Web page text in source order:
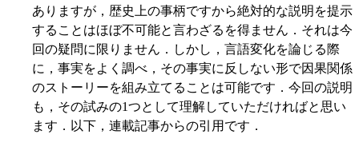
ありますが，歴史上の事柄ですから絶対的な説明を提示
することはほぼ不可能と言わざるを得ません．それは今
回の疑問に限りません．しかし，言語変化を論じる際
に，事実をよく調べ，その事実に反しない形で因果関係
のストーリーを組み立てることは可能です．今回の説明
も，その試みの1つとして理解していただければと思い
ます．以下，連載記事からの引用です．